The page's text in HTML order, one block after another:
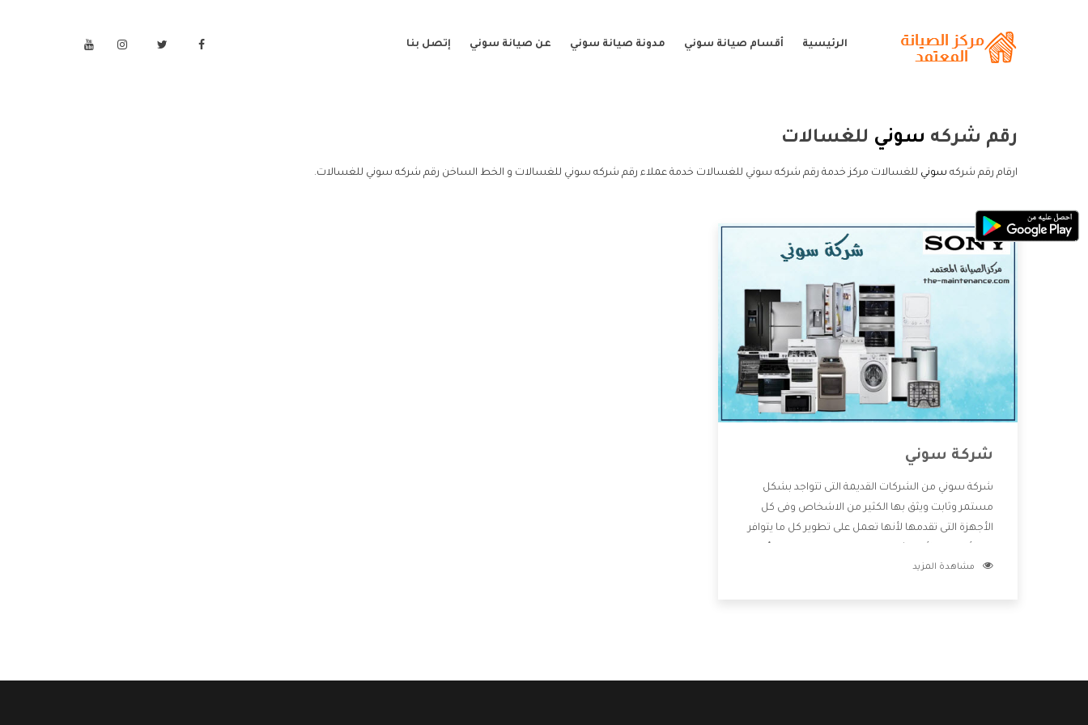
الرئيسية أقسام صيانة سوني مدونة صيانة سوني عن صيانة سوني إتصل بنا
رقم شركه سوني للغسالات
ارقام رقم شركه سوني للغسالات مركز خدمة رقم شركه سوني للغسالات خدمة عملاء رقم شركه سوني للغسالات و الخط الساخن رقم شركه سوني للغسالات.
شركة سوني
شركة سوني من الشركات القديمة التى تتواجد بشكل
مستمر وثابت ويثق بها الكثير من الاشخاص وفى كل
الأجهزة التى تقدمها لأنها تعمل على تطوير كل ما يتوافر
خدمات ما بعد البيع مع المنتجات وتقدم للعملاء أقوى
مشاهدة المزيد